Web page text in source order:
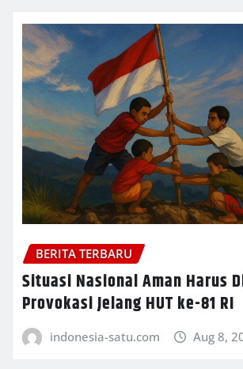
BERITA TERBARU
Situasi Nasional Aman Harus
Provokasi Jelang HUT ke-81 RI
indonesia-satu.com Aug 8,